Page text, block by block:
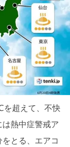
を超えて、不快
熱中症警戒ア
とる、エアコ